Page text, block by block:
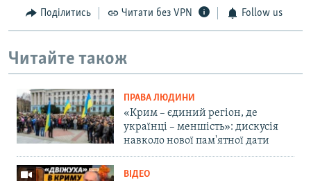
Поділитись Читати без VPN Follow us
Читайте також
ПРАВА ЛЮДИНИ
«Крим – єдиний регіон, де
українці – меншість»: дискусія
навколо нової пам'ятної дати
ВІДЕО